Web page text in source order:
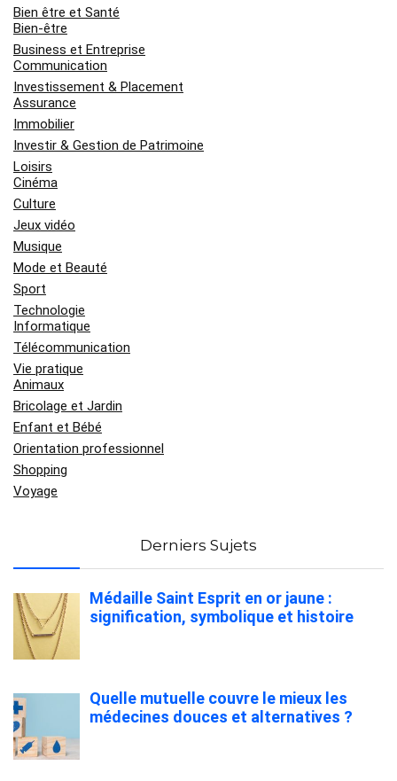
Bien être et Santé
Bien-être
Business et Entreprise
Communication
Investissement & Placement
Assurance
Immobilier
Investir & Gestion de Patrimoine
Loisirs
Cinéma
Culture
Jeux vidéo
Musique
Mode et Beauté
Sport
Technologie
Informatique
Télécommunication
Vie pratique
Animaux
Bricolage et Jardin
Enfant et Bébé
Orientation professionnel
Shopping
Voyage
Derniers Sujets
Médaille Saint Esprit en or jaune :
signification, symbolique et histoire
Quelle mutuelle couvre le mieux les
médecines douces et alternatives ?